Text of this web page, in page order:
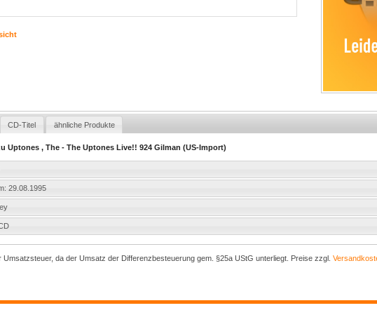
CD-Titel ähnliche Produkte
Uptones , The - The Uptones Live!! 924 Gilman (US-Import)
29.08.1995
Umsatzsteuer, da der Umsatz der Differenzbesteuerung gem. §25a UStG unterliegt. Preise zzgl.